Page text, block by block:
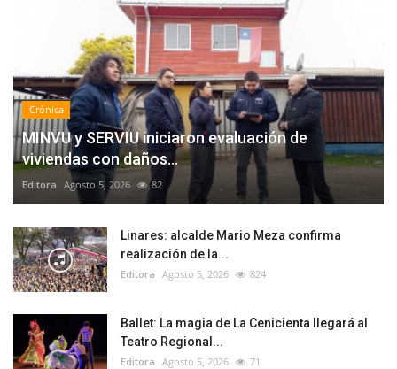
Crónica
MINVU y SERVIU iniciaron evaluación de
viviendas con daños...
Editora Agosto 5, 2026 82
Linares: alcalde Mario Meza confirma
realización de la...
Editora Agosto 5, 2026 824
Ballet: La magia de La Cenicienta llegará al
Teatro Regional...
Editora Agosto 5, 2026 71